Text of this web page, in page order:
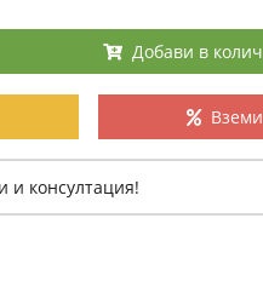
Добави в
и консултация!